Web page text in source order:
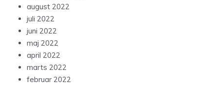
august 2022
juli 2022
juni 2022
maj 2022
april 2022
marts 2022
februar 2022